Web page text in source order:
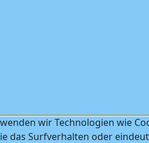
wir Technologien wie
das Surfverhalten oder